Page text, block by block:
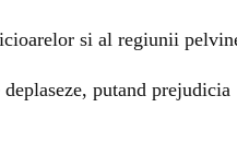
si al regiunii
putand prejudicia